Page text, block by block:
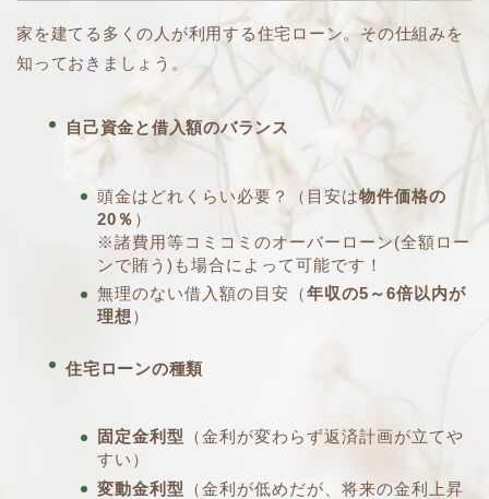
家を建てる多くの人が利用する住宅ローン。その仕組みを
知っておきましょう。
自己資金と借入額のバランス
頭金はどれくらい必要？（目安は物件価格の
20％ ）
※諸費用等コミコミのオーバーローン(全額ロー
ンで賄う)も場合によって可能です！
無理のない借入額の目安（年収の5～6倍以内が
理想 ）
住宅ローンの種類
固定金利型
（金利が変わらず返済計画が立てや
すい）
変動金利型
（金利が低めだが、将来の金利上昇